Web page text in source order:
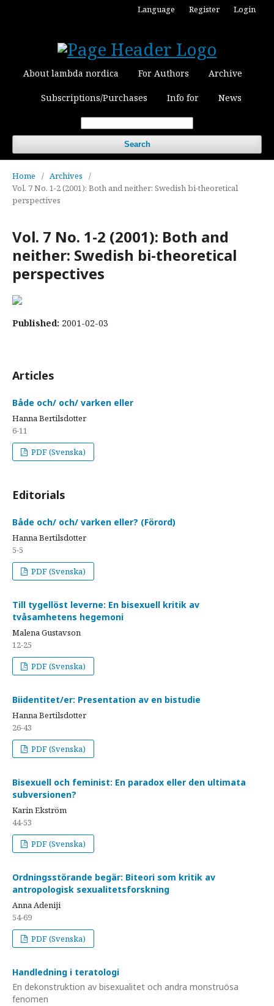
About lambda nordica For Authors Archive
Subscriptions/Purchases Info for News
Search
Language Register Login
Home / Archives
/
Vol. 7 No. 1-2 (2001): Both and neither: Swedish bi-theoretical
perspectives
Vol. 7 No. 1-2 (2001): Both and
neither: Swedish bi-theoretical
perspectives
Published: 2001-02-03
Articles
Både och/ och/ varken eller
Hanna Bertilsdotter
6-11
PDF (Svenska)
Editorials
Både och/ och/ varken eller? (Förord)
Hanna Bertilsdotter
5-5
PDF (Svenska)
Till tygellöst leverne: En bisexuell kritik av
tvåsamhetens hegemoni
Malena Gustavson
12-25
PDF (Svenska)
Biidentitet/er: Presentation av en bistudie
Hanna Bertilsdotter
26-43
PDF (Svenska)
Bisexuell och feminist: En paradox eller den ultimata
subversionen?
Karin Ekström
44-53
PDF (Svenska)
Ordningsstörande begär: Biteori som kritik av
antropologisk sexualitetsforskning
Anna Adeniji
54-69
PDF (Svenska)
Handledning i teratologi
En dekonstruktion av bisexualitet och andra monstruösa
fenomen